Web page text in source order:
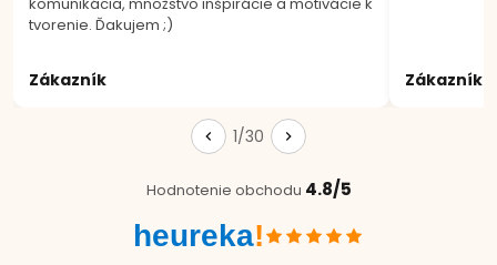
tvorenie. Ďakujem ;)
Zákazník Zákazník
1/30
Hodnotenie obchodu 4.8/5
heureka!